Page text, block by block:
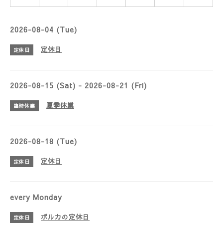
2026-08-04 (Tue)
定休日 定休日
2026-08-15 (Sat) - 2026-08-21 (Fri)
臨時休業 夏季休業
2026-08-18 (Tue)
定休日 定休日
every Monday
定休日 ポルカの定休日